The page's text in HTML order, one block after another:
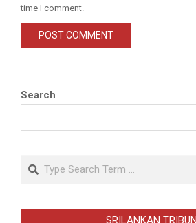
time I comment.
Search
Search
SRILANKAN